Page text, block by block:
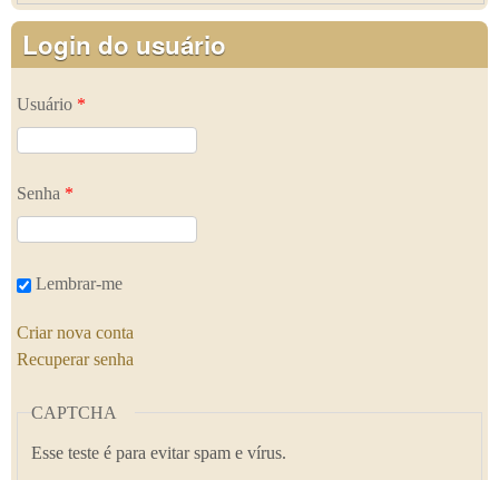
Login do usuário
Usuário *
Senha *
Lembrar-me
Criar nova conta
Recuperar senha
CAPTCHA
Esse teste é para evitar spam e vírus.